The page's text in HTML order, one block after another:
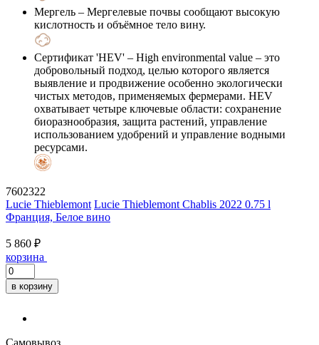
Мергель – Мергелевые почвы сообщают высокую
кислотность и объёмное тело вину.
Сертификат 'HEV' – High environmental value – это
добровольный подход, целью которого является
выявление и продвижение особенно экологически
чистых методов, применяемых фермерами. HEV
охватывает четыре ключевые области: сохранение
биоразнообразия, защита растений, управление
использованием удобрений и управление водными
ресурсами.
7602322
Lucie Thieblemont Lucie Thieblemont Chablis 2022 0.75 l
Франция, Белое вино
5 860 ₽
корзина
в корзину
Самовывоз